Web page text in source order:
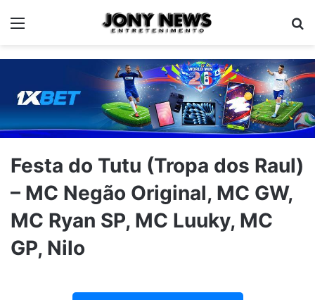
Menu
Festa do Tutu (Tropa dos Raul)
– MC Negão Original, MC GW,
MC Ryan SP, MC Luuky, MC
GP, Nilo